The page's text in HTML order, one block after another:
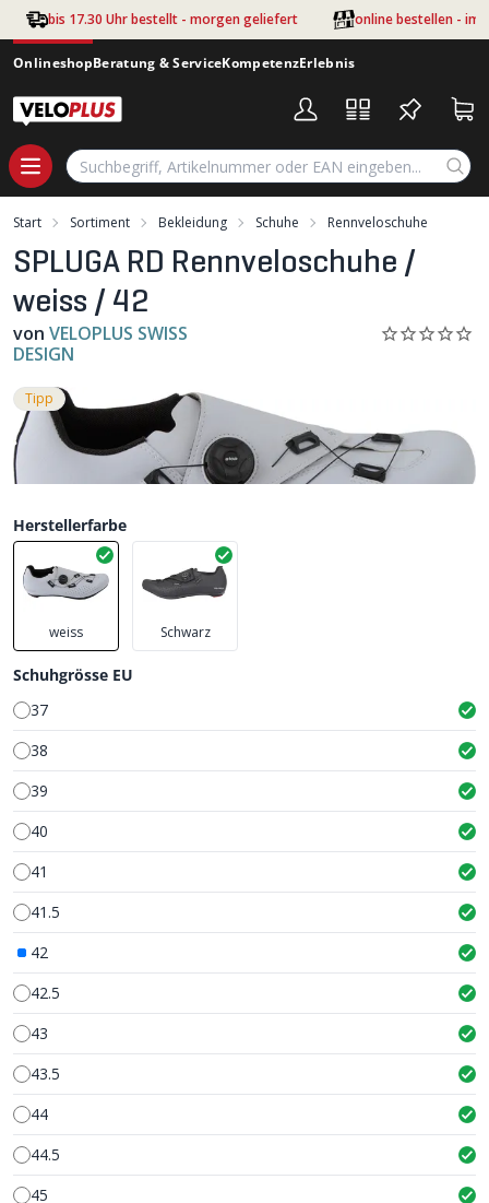
Zum Hauptinhalt springen
bis 17.30 Uhr bestellt - morgen geliefert online bestellen - im
OnlineshopBeratung & ServiceKompetenzErlebnis
Start Sortiment Bekleidung Schuhe Rennveloschuhe
SPLUGA RD Rennveloschuhe /
weiss / 42
von VELOPLUS SWISS
DESIGN
Tipp
Herstellerfarbe
weiss Schwarz
Schuhgrösse EU
37
38
39
40
41
41.5
42
42.5
43
43.5
44
44.5
45